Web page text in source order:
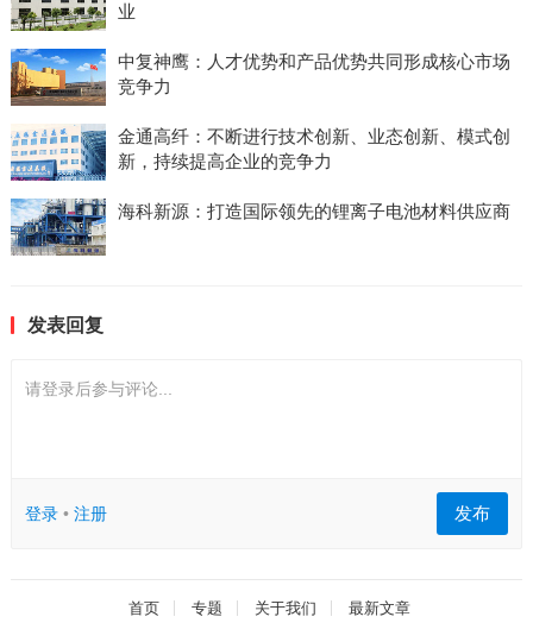
业
中复神鹰：人才优势和产品优势共同形成核心市场
竞争力
金通高纤：不断进行技术创新、业态创新、模式创
新，持续提高企业的竞争力
海科新源：打造国际领先的锂离子电池材料供应商
发表回复
请登录后参与评论...
登录• 注册 发布
首页 专题 关于我们 最新文章